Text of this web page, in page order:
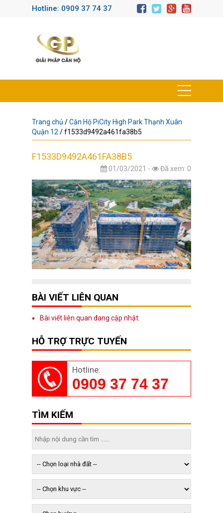
Hotline: 0909 37 74 37
Trang chủ /Căn Hộ PiCity High Park Thạnh Xuân
Quận 12 /f1533d9492a461fa38b5
F1533D9492A461FA38B5
01/03/2021 - Đã xem: 0
BÀI VIẾT LIÊN QUAN
Bài viết liên quan đang cập nhật.
HỖ TRỢ TRỰC TUYẾN
Hotline:
0909 37 74 37
TÌM KIẾM